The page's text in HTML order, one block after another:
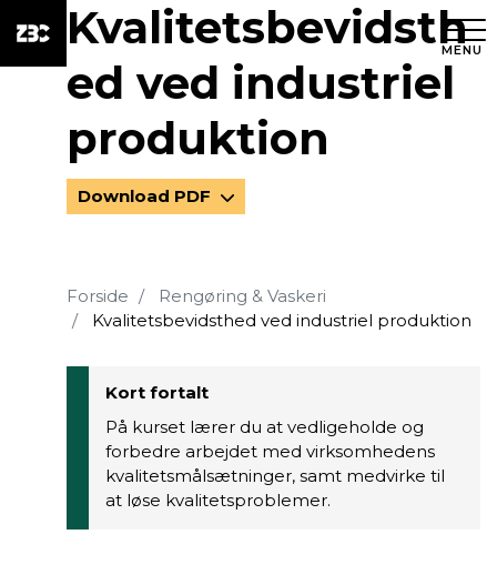
MENU
Kvalitetsbevidsth
ed ved industriel
produktion
Download PDF
Forside
Rengøring & Vaskeri
Kvalitetsbevidsthed ved industriel produktion
Kort fortalt
På kurset lærer du at vedligeholde og
forbedre arbejdet med virksomhedens
kvalitetsmålsætninger, samt medvirke til
at løse kvalitetsproblemer.